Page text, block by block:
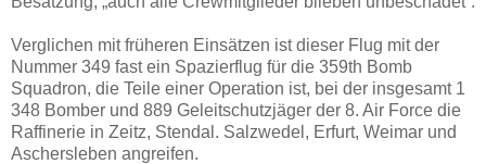
Verglichen mit früheren Einsätzen ist dieser Flug mit der
Nummer 349 fast ein Spazierflug für die 359th Bomb
Squadron, die Teile einer Operation ist, bei der insgesamt 1
348 Bomber und 889 Geleitschutzjäger der 8. Air Force die
Raffinerie in Zeitz, Stendal. Salzwedel, Erfurt, Weimar und
Aschersleben angreifen.